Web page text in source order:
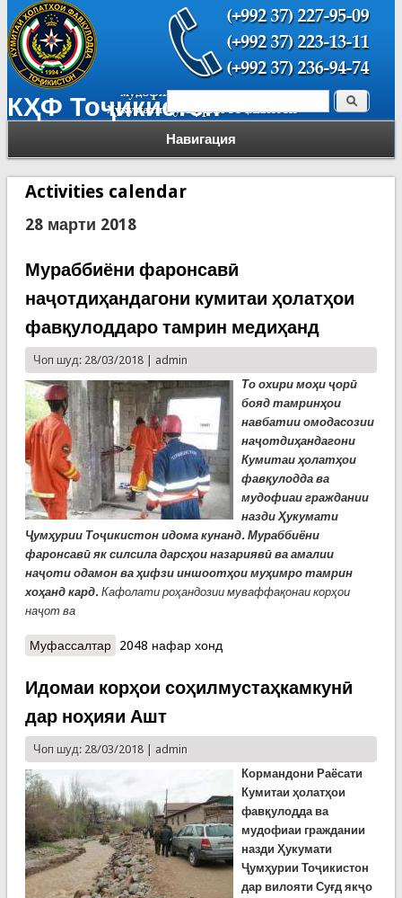
КҲФ Тоҷикистон
Навигация
Форма поиска Поиск
Activities calendar
28 марти 2018
Мураббиёни фаронсавӣ
наҷотдиҳандагони кумитаи ҳолатҳои
фавқулоддаро тамрин медиҳанд
Чоп шуд: 28/03/2018 | admin
То охири моҳи ҷорӣ
бояд тамринҳои
навбатии омодасозии
наҷотдиҳандагони
Кумитаи ҳолатҳои
фавқулодда ва
мудофиаи граждании
назди Ҳукумати
Ҷумҳурии Тоҷикистон идома кунанд. Мураббиёни
фаронсавӣ як силсила дарсҳои назариявӣ ва амалии
наҷоти одамон ва ҳифзи иншоотҳои муҳимро тамрин
хоҳанд кард. Кафолати роҳандозии муваффақонаи корҳои
наҷот ва
Муфассалтаро Мураббиёни фаронсавӣ наҷотдиҳандагони
медиҳанд
2048 нафар хонд
Идомаи корҳои соҳилмустаҳкамкунӣ
дар ноҳияи Ашт
Чоп шуд: 28/03/2018 | admin
Кормандони Раёсати
Кумитаи ҳолатҳои
фавқулодда ва
мудофиаи граждании
назди Ҳукумати
Ҷумҳурии Тоҷикистон
дар вилояти Суғд якҷо